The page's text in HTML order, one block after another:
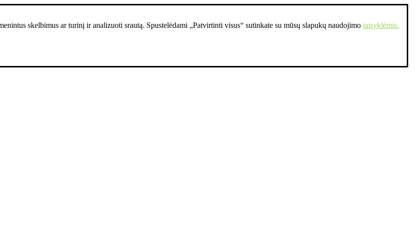
skelbimus ar turinį ir analizuoti srautą. Spustelėdami „Patvirtinti visus“ sutinkate su mūsų slapukų naudojimo taisyklėmis.